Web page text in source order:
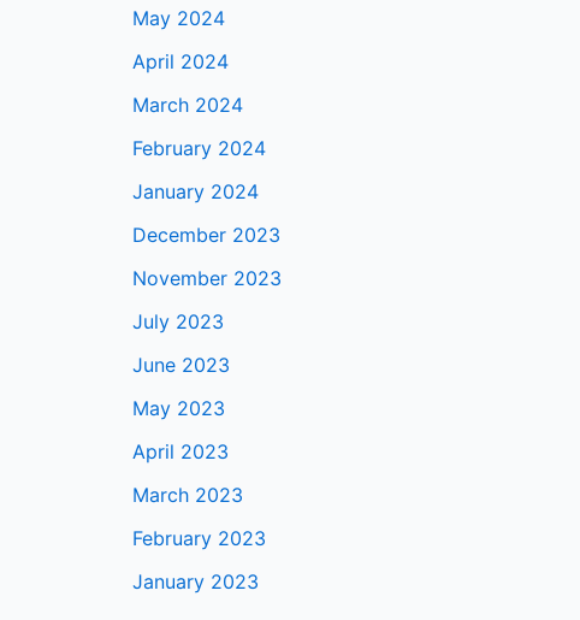
May 2024
April 2024
March 2024
February 2024
January 2024
December 2023
November 2023
July 2023
June 2023
May 2023
April 2023
March 2023
February 2023
January 2023